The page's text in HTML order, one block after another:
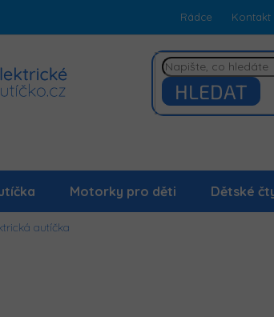
Rádce Kontakt
HLEDAT
Motorky pro děti Dětské
autíčka